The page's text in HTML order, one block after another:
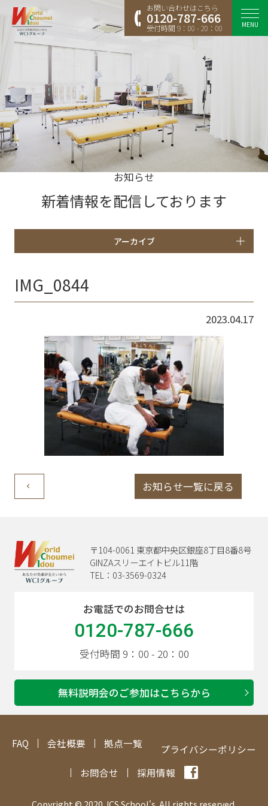
お問い合わせはこちら
0120-787-666
受付時間 9：00 - 20：00 MENU
お知らせ
新着情報を配信しております
アーカイブ
IMG_0844
2023.04.17
お知らせ一覧に戻る
〒104-0061 東京都中央区銀座8丁目8番8号
GINZAスリーエイトビル11階
TEL：03-3569-0324
お電話でのお問合せは
0120-787-666
受付時間 9：00 - 20：00
無料説明会のご参加はこちらから
FAQ 会社概要 拠点一覧
プライバシーポリシー
お問合せ
採用情報